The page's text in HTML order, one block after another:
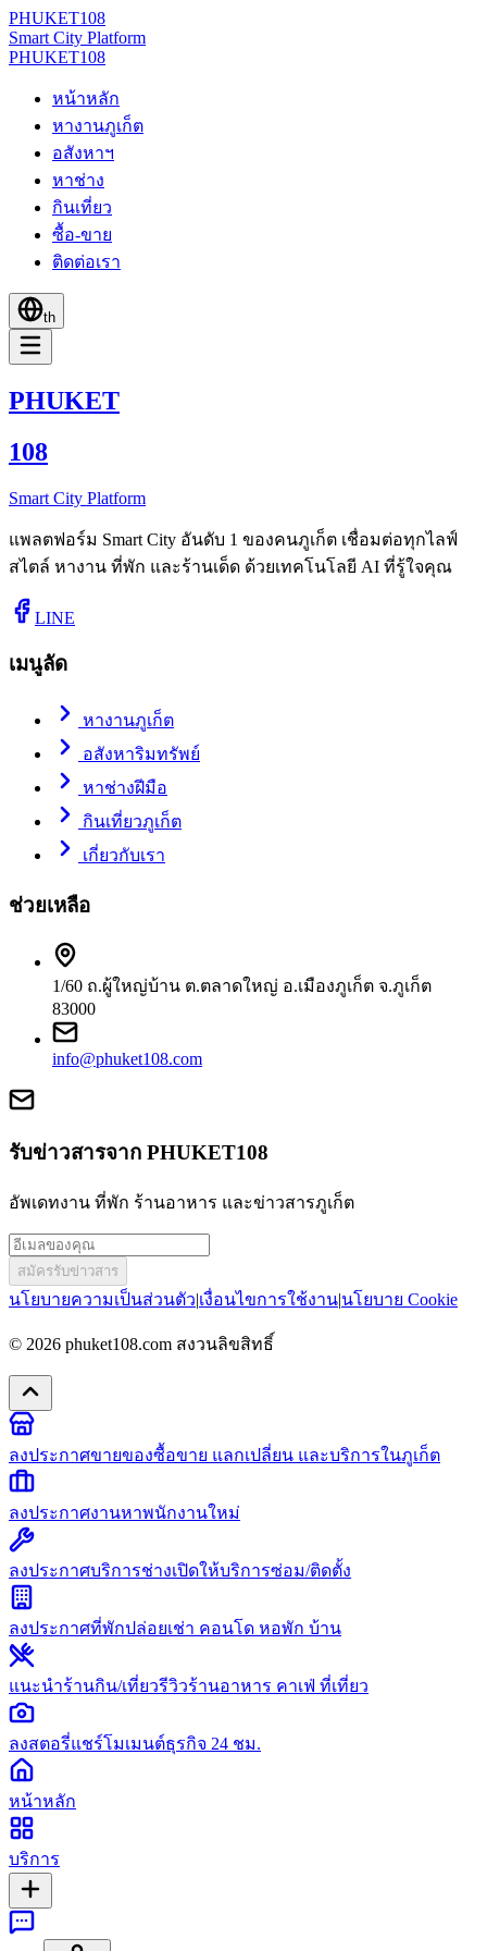
PHUKET108
Smart City Platform
PHUKET108
หน้าหลัก
หางานภูเก็ต
อสังหาฯ
หาช่าง
กินเที่ยว
ซื้อ-ขาย
ติดต่อเรา
th
PHUKET
108
Smart City Platform
แพลตฟอร์ม Smart City อันดับ 1 ของคนภูเก็ต เชื่อมต่อทุกไลฟ์
สไตล์ หางาน ที่พัก และร้านเด็ด ด้วยเทคโนโลยี AI ที่รู้ใจคุณ
LINE
เมนูลัด
หางานภูเก็ต
อสังหาริมทรัพย์
หาช่างฝีมือ
กินเที่ยวภูเก็ต
เกี่ยวกับเรา
ช่วยเหลือ
1/60 ถ.ผู้ใหญ่บ้าน ต.ตลาดใหญ่ อ.เมืองภูเก็ต จ.ภูเก็ต
83000
info@phuket108.com
รับข่าวสารจาก PHUKET108
อัพเดทงาน ที่พัก ร้านอาหาร และข่าวสารภูเก็ต
สมัครรับข่าวสาร
นโยบายความเป็นส่วนตัว|เงื่อนไขการใช้งาน|นโยบาย Cookie
© 2026 phuket108.com สงวนลิขสิทธิ์
ลงประกาศขายของซื้อขาย แลกเปลี่ยน และบริการในภูเก็ต
ลงประกาศงานหาพนักงานใหม่
ลงประกาศบริการช่างเปิดให้บริการซ่อม/ติดตั้ง
ลงประกาศที่พักปล่อยเช่า คอนโด หอพัก บ้าน
แนะนำร้านกิน/เที่ยวรีวิวร้านอาหาร คาเฟ่ ที่เที่ยว
ลงสตอรี่แชร์โมเมนต์ธุรกิจ 24 ชม.
หน้าหลัก
บริการ